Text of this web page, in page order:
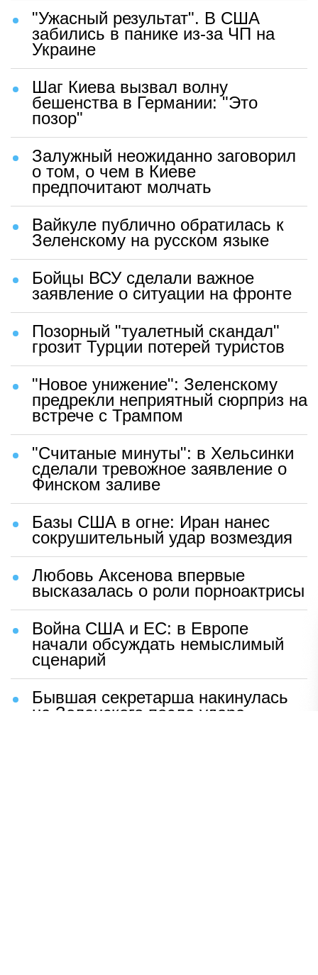
"Ужасный результат". В США
забились в панике из-за ЧП на
Украине
Шаг Киева вызвал волну
бешенства в Германии: "Это
позор"
Залужный неожиданно заговорил
о том, о чем в Киеве
предпочитают молчать
Вайкуле публично обратилась к
Зеленскому на русском языке
Бойцы ВСУ сделали важное
заявление о ситуации на фронте
Позорный "туалетный скандал"
грозит Турции потерей туристов
"Новое унижение": Зеленскому
предрекли неприятный сюрприз на
встрече с Трампом
"Считаные минуты": в Хельсинки
сделали тревожное заявление о
Финском заливе
Базы США в огне: Иран нанес
сокрушительный удар возмездия
Любовь Аксенова впервые
высказалась о роли порноактрисы
Война США и ЕС: в Европе
начали обсуждать немыслимый
сценарий
Бывшая секретарша накинулась
на Зеленского после удара